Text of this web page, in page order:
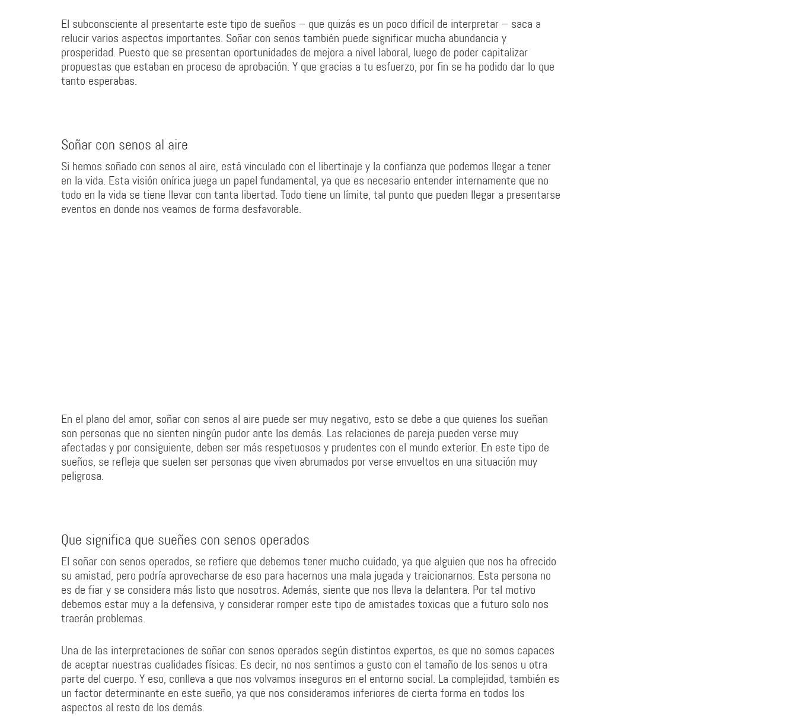
El subconsciente al presentarte este tipo de sueños – que quizás es un poco difícil de interpretar – saca a
relucir varios aspectos importantes. Soñar con senos también puede significar mucha abundancia y
prosperidad. Puesto que se presentan oportunidades de mejora a nivel laboral, luego de poder capitalizar
propuestas que estaban en proceso de aprobación. Y que gracias a tu esfuerzo, por fin se ha podido dar lo que
tanto esperabas.
Soñar con senos al aire
Si hemos soñado con senos al aire, está vinculado con el libertinaje y la confianza que podemos llegar a tener
en la vida. Esta visión onírica juega un papel fundamental, ya que es necesario entender internamente que no
todo en la vida se tiene llevar con tanta libertad. Todo tiene un límite, tal punto que pueden llegar a presentarse
eventos en donde nos veamos de forma desfavorable.
En el plano del amor, soñar con senos al aire puede ser muy negativo, esto se debe a que quienes los sueñan
son personas que no sienten ningún pudor ante los demás. Las relaciones de pareja pueden verse muy
afectadas y por consiguiente, deben ser más respetuosos y prudentes con el mundo exterior. En este tipo de
sueños, se refleja que suelen ser personas que viven abrumados por verse envueltos en una situación muy
peligrosa.
Que significa que sueñes con senos operados
El soñar con senos operados, se refiere que debemos tener mucho cuidado, ya que alguien que nos ha ofrecido
su amistad, pero podría aprovecharse de eso para hacernos una mala jugada y traicionarnos. Esta persona no
es de fiar y se considera más listo que nosotros. Además, siente que nos lleva la delantera. Por tal motivo
debemos estar muy a la defensiva, y considerar romper este tipo de amistades toxicas que a futuro solo nos
traerán problemas.
Una de las interpretaciones de soñar con senos operados según distintos expertos, es que no somos capaces
de aceptar nuestras cualidades físicas. Es decir, no nos sentimos a gusto con el tamaño de los senos u otra
parte del cuerpo. Y eso, conlleva a que nos volvamos inseguros en el entorno social. La complejidad, también es
un factor determinante en este sueño, ya que nos consideramos inferiores de cierta forma en todos los
aspectos al resto de los demás.